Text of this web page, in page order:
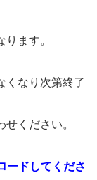
ます。
くなり次第終了
ください。
ードしてくださ